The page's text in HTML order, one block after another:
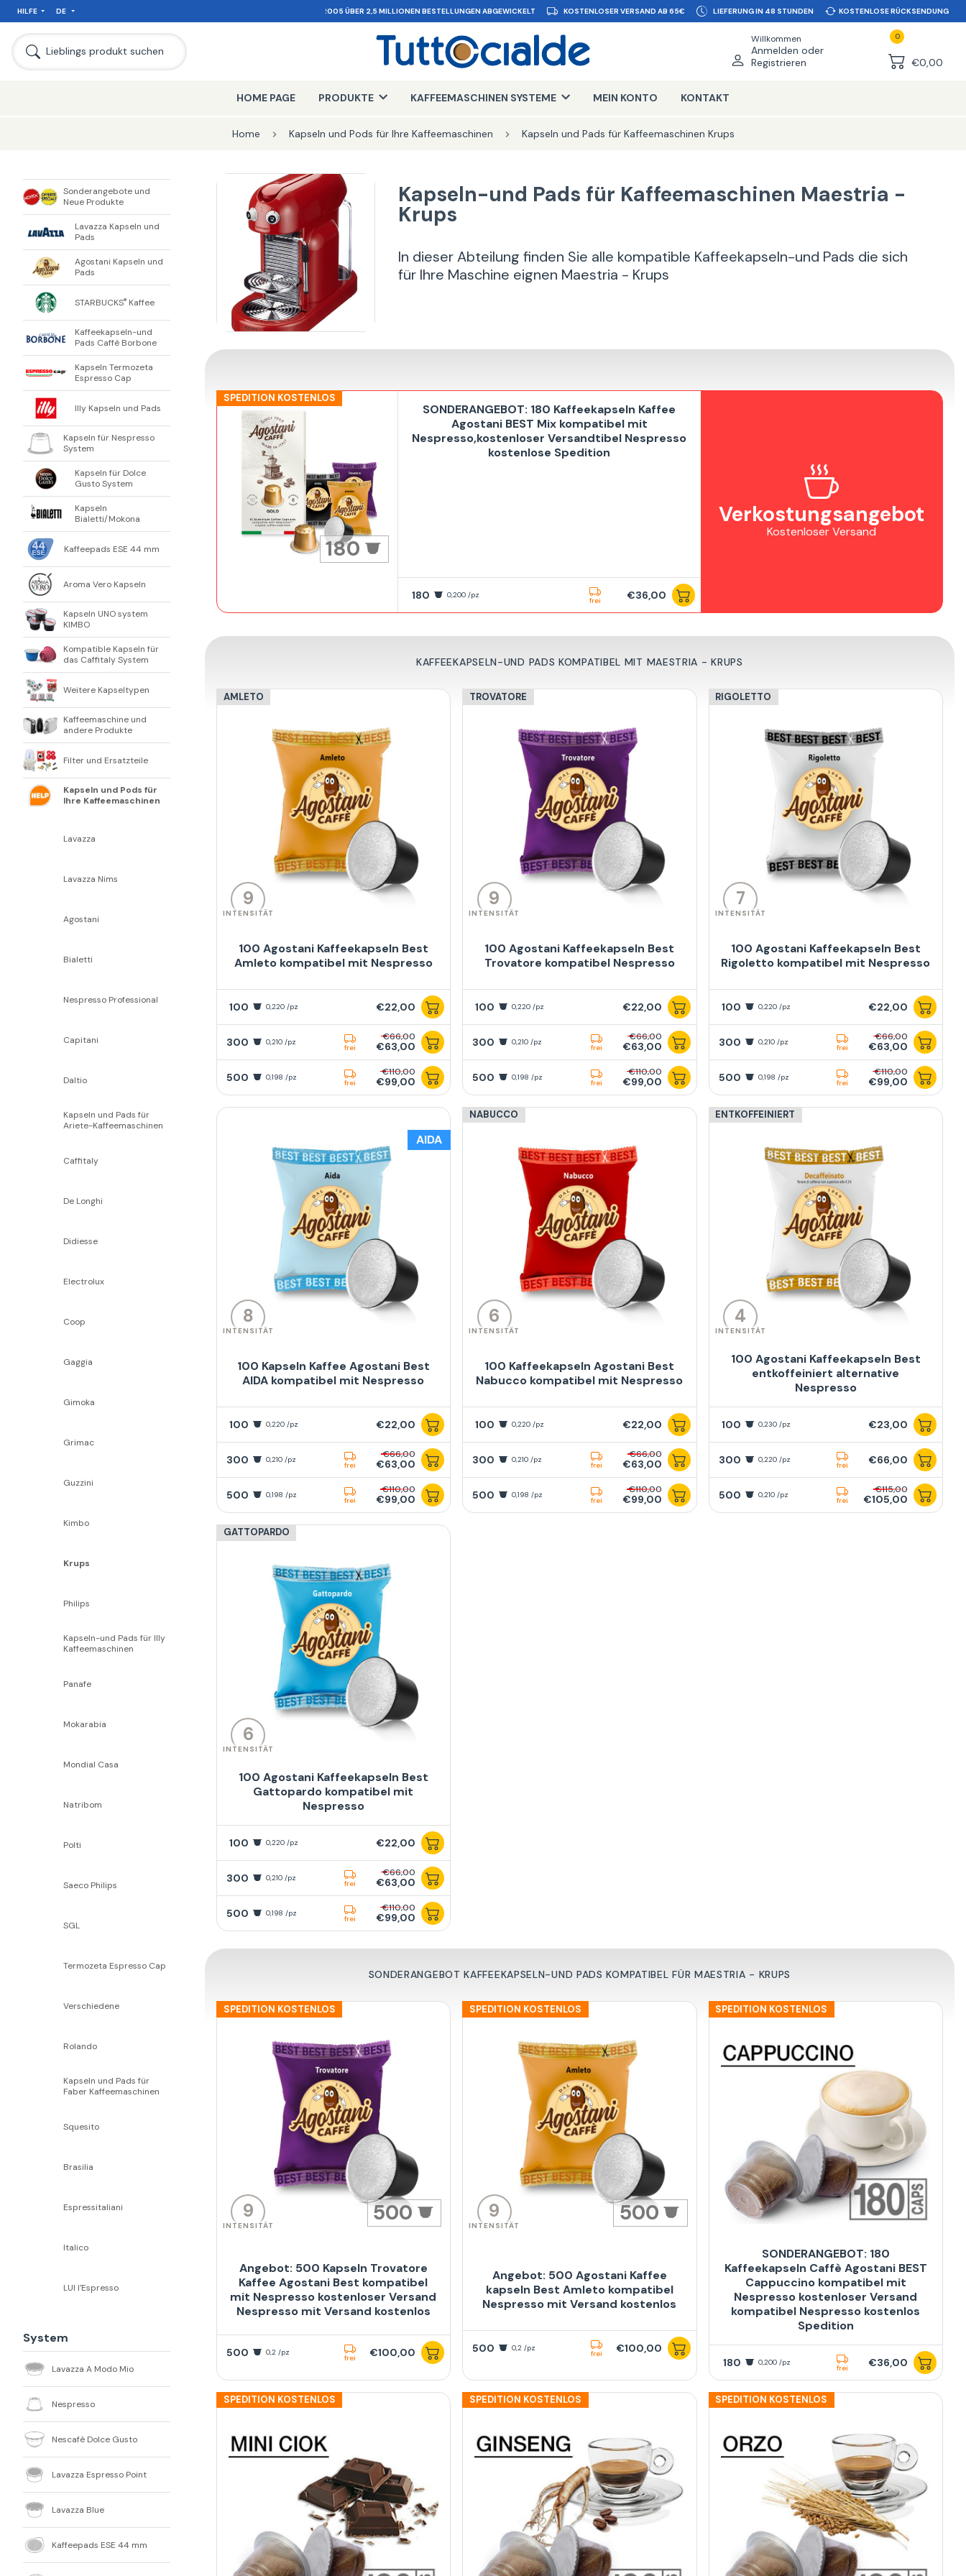
HILFE DE SEIT 2005 ÜBER 2,5 MILLIONEN BESTELLUNGEN ABGEWICKELT KOSTENLOSER VERSAND AB 65€ LIEFERUNG IN 48 STUNDEN KOSTENLOSE RÜCKSENDUNG
Willkommen
Anmelden oder
Registrieren
0
€0,00
Lieblings produkt suchen
HOME PAGE PRODUKTE KAFFEEMASCHINEN SYSTEME MEIN KONTO KONTAKT
Home Kapseln und Pods für Ihre Kaffeemaschinen Kapseln und Pads für Kaffeemaschinen Krups
Sonderangebote und
Neue Produkte
Lavazza Kapseln und
Pads
Agostani Kapseln und
Pads
STARBUCKS® Kaffee
Kaffeekapseln-und
Pads Caffè Borbone
Kapseln Termozeta
Espresso Cap
Illy Kapseln und Pads
Kapseln für Nespresso
System
Kapseln für Dolce
Gusto System
Kapseln
Bialetti/Mokona
Kaffeepads ESE 44 mm
Aroma Vero Kapseln
Kapseln UNO system
KIMBO
Kompatible Kapseln für
das Caffitaly System
Weitere Kapseltypen
Kaffeemaschine und
andere Produkte
Filter und Ersatzteile
Kapseln und Pods für
Ihre Kaffeemaschinen
Lavazza
Lavazza Nims
Agostani
Bialetti
Nespresso Professional
Capitani
Daltio
Kapseln und Pads für
Ariete-Kaffeemaschinen
Caffitaly
De Longhi
Didiesse
Electrolux
Coop
Gaggia
Gimoka
Grimac
Guzzini
Kimbo
Krups
Philips
Kapseln-und Pads für Illy
Kaffeemaschinen
Panafe
Mokarabia
Mondial Casa
Natribom
Polti
Saeco Philips
SGL
Termozeta Espresso Cap
Verschiedene
Rolando
Kapseln und Pads für
Faber Kaffeemaschinen
Squesito
Brasilia
Espressitaliani
Italico
LUI l'Espresso
System
Lavazza A Modo Mio
Nespresso
Nescafè Dolce Gusto
Lavazza Espresso Point
Lavazza Blue
Kaffeepads ESE 44 mm
Kapseln-und Pads für Kaffeemaschinen Maestria -
Krups
In dieser Abteilung finden Sie alle kompatible Kaffeekapseln-und Pads die sich
für Ihre Maschine eignen Maestria - Krups
SPEDITION KOSTENLOS
180
SONDERANGEBOT: 180 Kaffeekapseln Kaffee
Agostani BEST Mix kompatibel mit
Nespresso,kostenloser Versandtibel Nespresso
kostenlose Spedition
180 0,200 /pz
frei €36,00
Verkostungsangebot
Kostenloser Versand
KAFFEEKAPSELN-UND PADS KOMPATIBEL MIT MAESTRIA - KRUPS
AMLETO
9
INTENSITÄT
100 Agostani Kaffeekapseln Best
Amleto kompatibel mit Nespresso
100 0,220 /pz €22,00
300 0,210 /pz
frei
€66,00
€63,00
500 0,198 /pz
frei
€110,00
€99,00
TROVATORE
9
INTENSITÄT
100 Agostani Kaffeekapseln Best
Trovatore kompatibel Nespresso
100 0,220 /pz €22,00
300 0,210 /pz
frei
€66,00
€63,00
500 0,198 /pz
frei
€110,00
€99,00
RIGOLETTO
7
INTENSITÄT
100 Agostani Kaffeekapseln Best
Rigoletto kompatibel mit Nespresso
100 0,220 /pz €22,00
300 0,210 /pz
frei
€66,00
€63,00
500 0,198 /pz
frei
€110,00
€99,00
AIDA
8
INTENSITÄT
100 Kapseln Kaffee Agostani Best
AIDA kompatibel mit Nespresso
100 0,220 /pz €22,00
300 0,210 /pz
frei
€66,00
€63,00
500 0,198 /pz
frei
€110,00
€99,00
NABUCCO
6
INTENSITÄT
100 Kaffeekapseln Agostani Best
Nabucco kompatibel mit Nespresso
100 0,220 /pz €22,00
300 0,210 /pz
frei
€66,00
€63,00
500 0,198 /pz
frei
€110,00
€99,00
ENTKOFFEINIERT
4
INTENSITÄT
100 Agostani Kaffeekapseln Best
entkoffeiniert alternative
Nespresso
100 0,230 /pz €23,00
300 0,220 /pz
frei €66,00
500 0,210 /pz
frei
€115,00
€105,00
GATTOPARDO
6
INTENSITÄT
100 Agostani Kaffeekapseln Best
Gattopardo kompatibel mit
Nespresso
100 0,220 /pz €22,00
300 0,210 /pz
frei
€66,00
€63,00
500 0,198 /pz
frei
€110,00
€99,00
SONDERANGEBOT KAFFEEKAPSELN-UND PADS KOMPATIBEL FÜR MAESTRIA - KRUPS
SPEDITION KOSTENLOS
9
INTENSITÄT 500
Angebot: 500 Kapseln Trovatore
Kaffee Agostani Best kompatibel
mit Nespresso kostenloser Versand
Nespresso mit Versand kostenlos
500 0,2 /pz
frei €100,00
SPEDITION KOSTENLOS
9
INTENSITÄT 500
Angebot: 500 Agostani Kaffee
kapseln Best Amleto kompatibel
Nespresso mit Versand kostenlos
500 0,2 /pz
frei €100,00
SPEDITION KOSTENLOS
SONDERANGEBOT: 180
Kaffeekapseln Caffè Agostani BEST
Cappuccino kompatibel mit
Nespresso kostenloser Versand
kompatibel Nespresso kostenlos
Spedition
180 0,200 /pz
frei €36,00
SPEDITION KOSTENLOS SPEDITION KOSTENLOS SPEDITION KOSTENLOS